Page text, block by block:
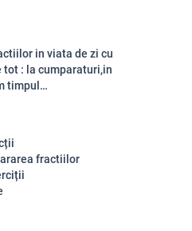
in viata de zi cu
: la cumparaturi,in
timpul…
fractiilor